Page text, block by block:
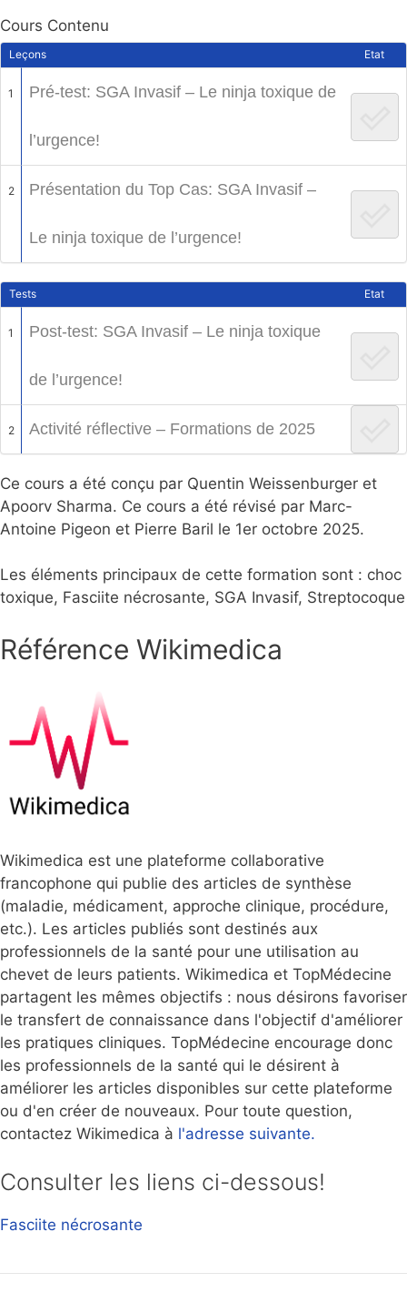
Cours Contenu
Leçons Etat
1 Pré-test: SGA Invasif – Le ninja toxique de
l’urgence!
2 Présentation du Top Cas: SGA Invasif –
Le ninja toxique de l’urgence!
Tests Etat
1 Post-test: SGA Invasif – Le ninja toxique
de l’urgence!
2 Activité réflective – Formations de 2025
Ce cours a été conçu par Quentin Weissenburger et
Apoorv Sharma. Ce cours a été révisé par Marc-
Antoine Pigeon et Pierre Baril le 1er octobre 2025.
Les éléments principaux de cette formation sont : choc
toxique, Fasciite nécrosante, SGA Invasif, Streptocoque
Référence Wikimedica
Wikimedica est une plateforme collaborative
francophone qui publie des articles de synthèse
(maladie, médicament, approche clinique, procédure,
etc.). Les articles publiés sont destinés aux
professionnels de la santé pour une utilisation au
chevet de leurs patients. Wikimedica et TopMédecine
partagent les mêmes objectifs : nous désirons favoriser
le transfert de connaissance dans l'objectif d'améliorer
les pratiques cliniques. TopMédecine encourage donc
les professionnels de la santé qui le désirent à
améliorer les articles disponibles sur cette plateforme
ou d'en créer de nouveaux. Pour toute question,
contactez Wikimedica à l'adresse suivante.
Consulter les liens ci-dessous!
Fasciite nécrosante